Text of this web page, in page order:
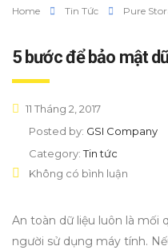
Home Tin Tức Pure
5 bước để bảo mật
11 Tháng 2, 2017
Posted by: GSI Company
Category:Tin tức
Không có bình luận
An toàn dữ liệu luôn là mối
người sử dụng máy tính.